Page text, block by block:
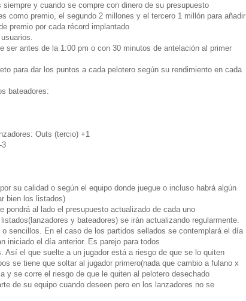
y cuando se compre con dinero de su presupuesto
como premio, el segundo 2 millones y el tercero 1 millón para añadir
premio por cada récord implantado
ser antes de la 1:00 pm o con 30 minutos de antelación al primer
para dar los puntos a cada pelotero según su rendimiento en cada
bateadores:
Outs (tercio) +1
3
su calidad o según el equipo donde juegue o incluso habrá algún
bien los listados)
al lado el presupuesto actualizado de cada uno
y bateadores) se irán actualizando regularmente.
sencillos. En el caso de los partidos sellados se contemplará el día
iniciado el día anterior. Es parejo para todos
Así el que suelte a un jugador está a riesgo de que se lo quiten
se tiene que soltar al jugador primero(nada que cambio a fulano x
y se corre el riesgo de que le quiten al pelotero desechado
de su equipo cuando deseen pero en los lanzadores no se